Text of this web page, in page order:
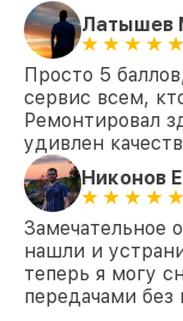
Латышев
Просто 5
сервис всем,
Ремонтировал
удивлен
Никонов
Замечательное
нашли и
теперь я могу
передачами без